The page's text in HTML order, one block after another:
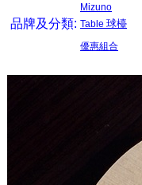
品牌及分類:
Mizuno
Table 球檯
優惠組合